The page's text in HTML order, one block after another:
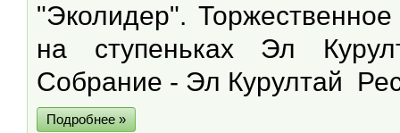
"Эколидер".
на ступеньках Эл
Собрание - Эл Курултай
Подробнее »